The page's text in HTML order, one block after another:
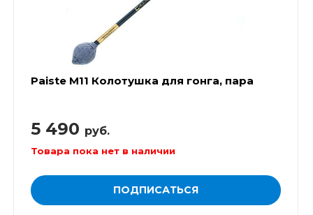
Paiste M11 Колотушка для гонга, пара
5 490 руб.
Товара пока нет в наличии
ПОДПИСАТЬСЯ